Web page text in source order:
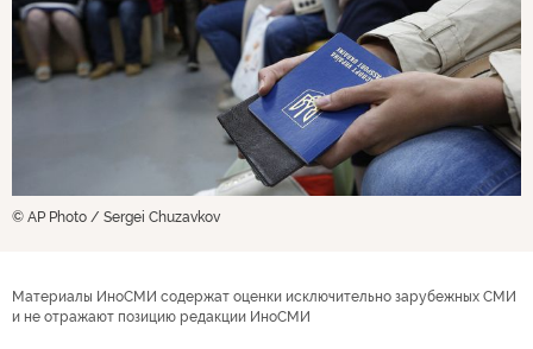
© AP Photo / Sergei Chuzavkov
Материалы ИноСМИ содержат оценки исключительно зарубежных СМИ
и не отражают позицию редакции ИноСМИ